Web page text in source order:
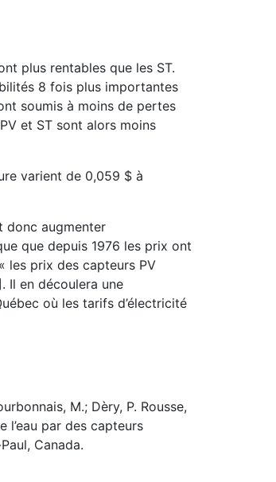
plus rentables que les ST.
8 fois plus importantes
soumis à moins de pertes
et ST sont alors moins
varient de 0,059 $ à
donc augmenter
que depuis 1976 les prix ont
les prix des capteurs PV
Il en découlera une
où les tarifs d’électricité
M.; Dèry, P. Rousse,
l’eau par des capteurs
Canada.